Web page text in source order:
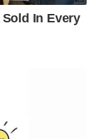
Na'imah
besi
terkena